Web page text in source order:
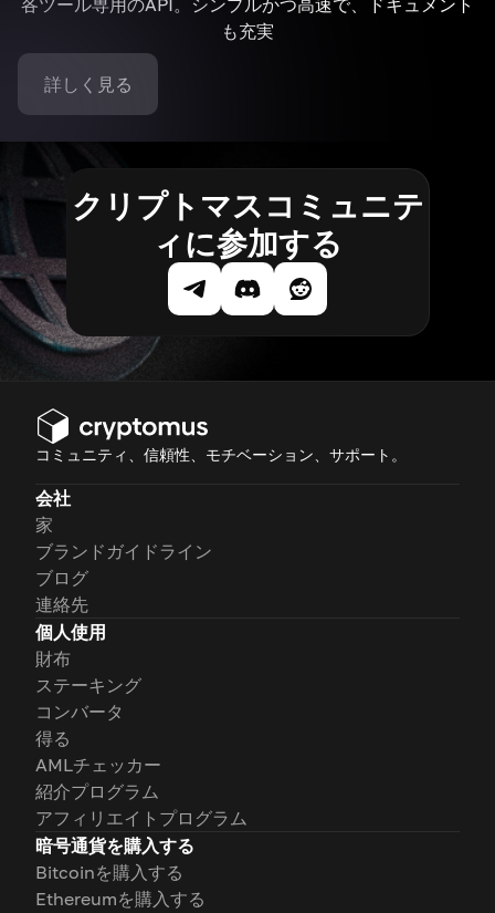
各ツール専用のAPI。シンプルかつ高速で、ドキュメント
も充実
詳しく見る
クリプトマスコミュニテ
ィに参加する
コミュニティ、信頼性、モチベーション、サポート。
会社
家
ブランドガイドライン
ブログ
連絡先
個人使用
財布
ステーキング
コンバータ
得る
AMLチェッカー
紹介プログラム
アフィリエイトプログラム
暗号通貨を購入する
Bitcoinを購入する
Ethereumを購入する